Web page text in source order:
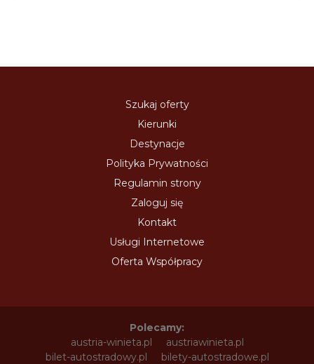
Szukaj oferty
Kierunki
Destynacje
Polityka Prywatności
Regulamin strony
Zaloguj się
Kontakt
Usługi Internetowe
Oferta Współpracy
Polecamy:
austria-winieta.pl
austriawinieta.pl
bilet-autostradowy.pl
bilety-autostradowe.pl